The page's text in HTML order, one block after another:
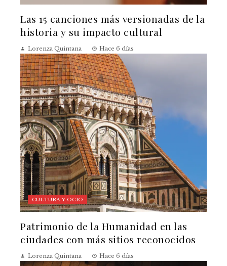
Las 15 canciones más versionadas de la
historia y su impacto cultural
Lorenza Quintana Hace 6 días
CULTURA Y OCIO
Patrimonio de la Humanidad en las
ciudades con más sitios reconocidos
Lorenza Quintana Hace 6 días